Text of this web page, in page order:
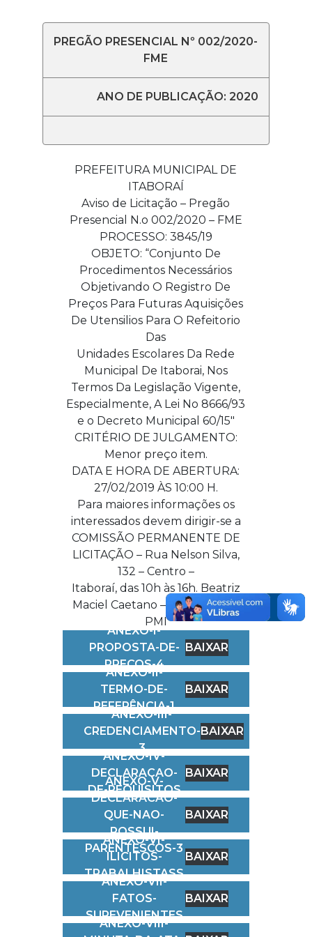
PREGÃO PRESENCIAL Nº 002/2020-
FME
ANO DE PUBLICAÇÃO: 2020
PREFEITURA MUNICIPAL DE
ITABORAÍ
Aviso de Licitação – Pregão
Presencial N.o 002/2020 – FME
PROCESSO: 3845/19
OBJETO: “Conjunto De
Procedimentos Necessários
Objetivando O Registro De
Preços Para Futuras Aquisições
De Utensilios Para O Refeitorio
Das
Unidades Escolares Da Rede
Municipal De Itaborai, Nos
Termos Da Legislação Vigente,
Especialmente, A Lei No 8666/93
e o Decreto Municipal 60/15″
CRITÉRIO DE JULGAMENTO:
Menor preço item.
DATA E HORA DE ABERTURA:
27/02/2019 ÀS 10:00 H.
Para maiores informações os
interessados devem dirigir-se a
COMISSÃO PERMANENTE DE
LICITAÇÃO – Rua Nelson Silva,
132 – Centro –
Itaboraí, das 10h às 16h. Beatriz
Maciel Caetano – Pregoeira da
PMI
ANEXO-I-
PROPOSTA-DE-
PREÇOS-4
BAIXAR
ANEXO-II-
TERMO-DE-
REFERÊNCIA-1
BAIXAR
ANEXO-III-
CREDENCIAMENTO-
3
BAIXAR
ANEXO-IV-
DECLARACAO-
DE-REQUISITOS
BAIXAR
ANEXO-V-
DECLARACAO-
QUE-NAO-
POSSUI-
PARENTESCOS-3
BAIXAR
ANEXO-VI-
ILICITOS-
TRABALHISTASS
BAIXAR
ANEXO-VII-
FATOS-
SUPEVENIENTES
BAIXAR
ANEXO-VIII-